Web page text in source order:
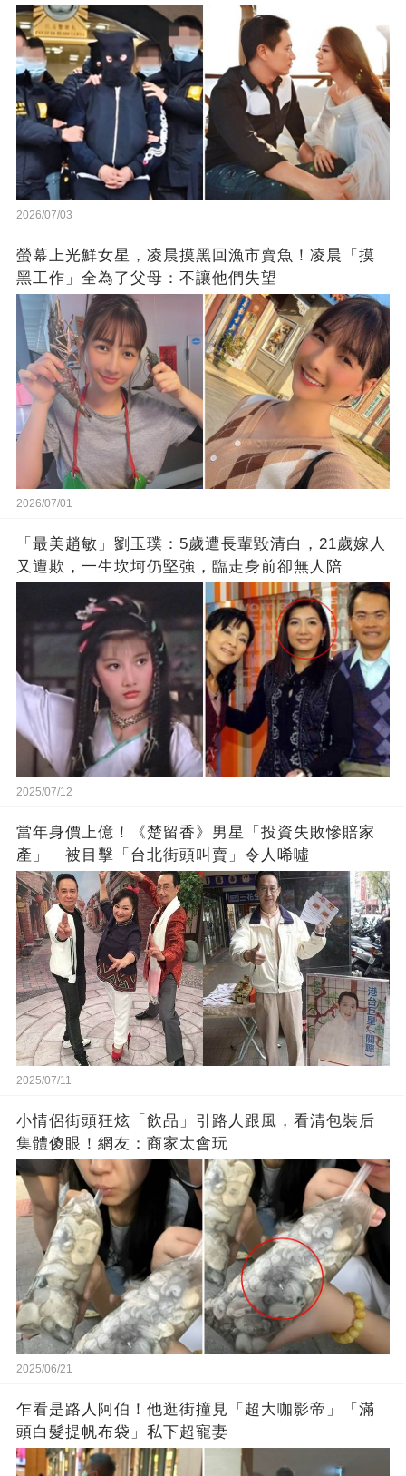
2026/07/03
螢幕上光鮮女星，凌晨摸黑回漁市賣魚！凌晨「摸
黑工作」全為了父母：不讓他們失望
2026/07/01
「最美趙敏」劉玉璞：5歲遭長輩毀清白，21歲嫁人
又遭欺，一生坎坷仍堅強，臨走身前卻無人陪
2025/07/12
當年身價上億！《楚留香》男星「投資失敗慘賠家
產」 被目擊「台北街頭叫賣」令人唏噓
2025/07/11
小情侶街頭狂炫「飲品」引路人跟風，看清包裝后
集體傻眼！網友：商家太會玩
2025/06/21
乍看是路人阿伯！他逛街撞見「超大咖影帝」「滿
頭白髮提帆布袋」私下超寵妻